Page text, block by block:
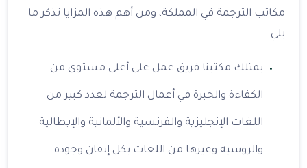
مكاتب الترجمة في المملكة، ومن أهم هذه المزايا نذكر ما
يلي:
يمتلك مكتبنا فريق عمل على أعلى مستوى من
الكفاءة والخبرة في أعمال الترجمة لعدد كبير من
اللغات الإنجليزية والفرنسية والألمانية والإيطالية
والروسية وغيرها من اللغات بكل إتقان وجودة.